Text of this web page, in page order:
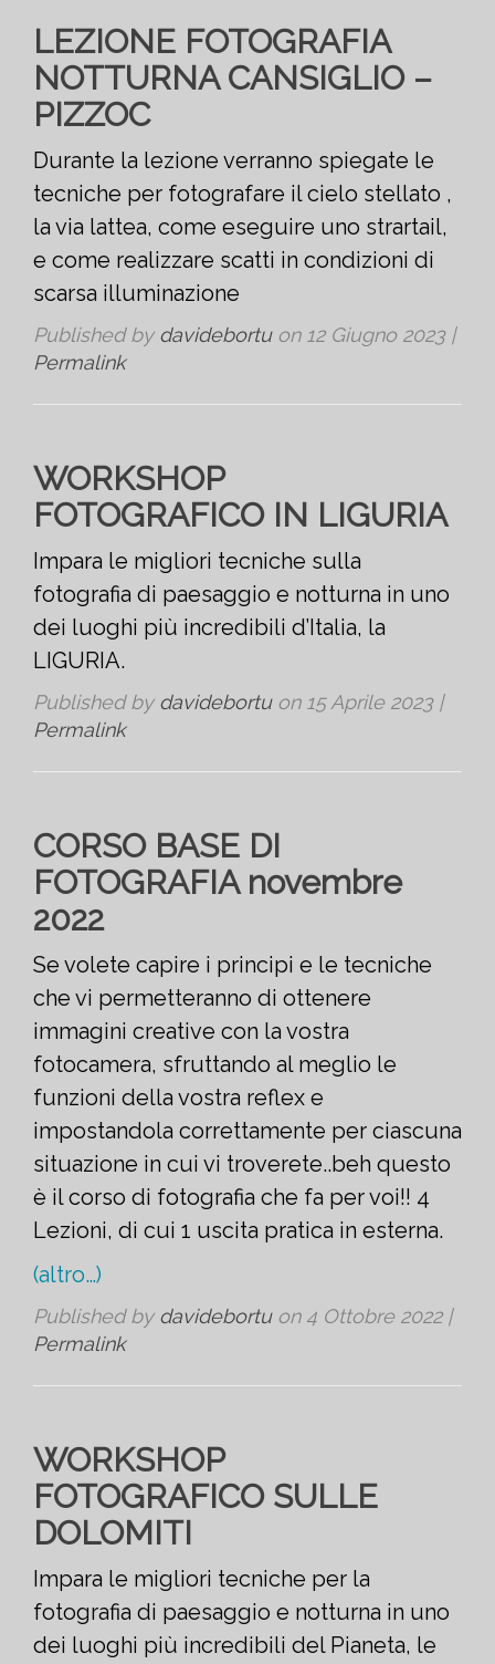
LEZIONE FOTOGRAFIA
NOTTURNA CANSIGLIO –
PIZZOC
Durante la lezione verranno spiegate le
tecniche per fotografare il cielo stellato ,
la via lattea, come eseguire uno strartail,
e come realizzare scatti in condizioni di
scarsa illuminazione
Published by davidebortuon 12 Giugno 2023|
Permalink
WORKSHOP
FOTOGRAFICO IN LIGURIA
Impara le migliori tecniche sulla
fotografia di paesaggio e notturna in uno
dei luoghi più incredibili d’Italia, la
LIGURIA.
Published by davidebortuon 15 Aprile 2023|
Permalink
CORSO BASE DI
FOTOGRAFIA novembre
2022
Se volete capire i principi e le tecniche
che vi permetteranno di ottenere
immagini creative con la vostra
fotocamera, sfruttando al meglio le
funzioni della vostra reflex e
impostandola correttamente per ciascuna
situazione in cui vi troverete..beh questo
è il corso di fotografia che fa per voi!! 4
Lezioni, di cui 1 uscita pratica in esterna.
(altro…)
Published by davidebortuon 4 Ottobre 2022|
Permalink
WORKSHOP
FOTOGRAFICO SULLE
DOLOMITI
Impara le migliori tecniche per la
fotografia di paesaggio e notturna in uno
dei luoghi più incredibili del Pianeta, le